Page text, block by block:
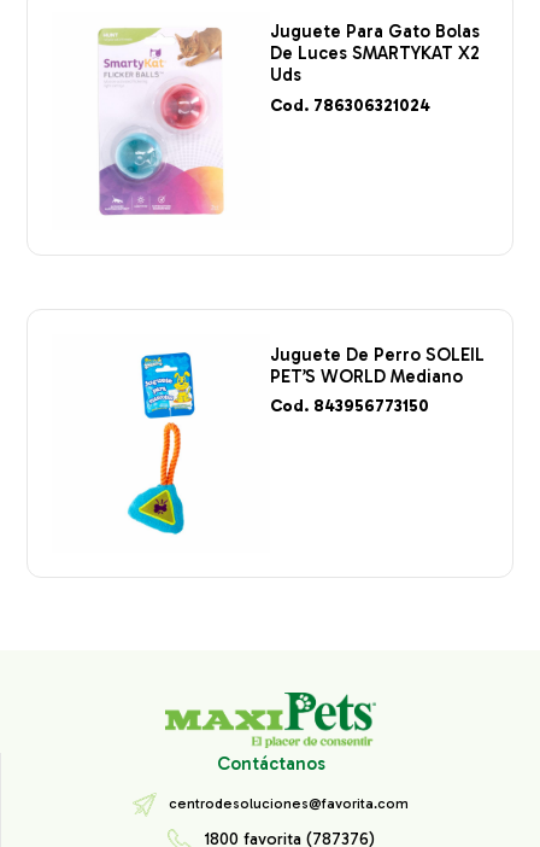
Juguete Para Gato Bolas
De Luces SMARTYKAT X2
Uds
Cod. 786306321024
Juguete De Perro SOLEIL
PET’S WORLD Mediano
Cod. 843956773150
Contáctanos
centrodesoluciones@favorita.com
1800 favorita (787376)